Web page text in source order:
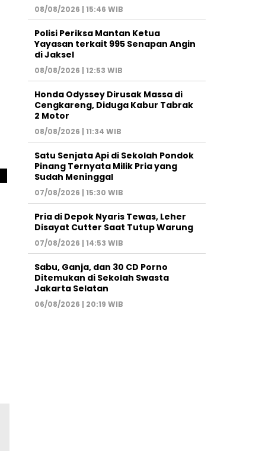
08/08/2026 | 15:46 WIB
Polisi Periksa Mantan Ketua
Yayasan terkait 995 Senapan Angin
di Jaksel
08/08/2026 | 12:53 WIB
Honda Odyssey Dirusak Massa di
Cengkareng, Diduga Kabur Tabrak
2 Motor
08/08/2026 | 11:34 WIB
Satu Senjata Api di Sekolah Pondok
Pinang Ternyata Milik Pria yang
Sudah Meninggal
07/08/2026 | 15:30 WIB
Pria di Depok Nyaris Tewas, Leher
Disayat Cutter Saat Tutup Warung
07/08/2026 | 14:53 WIB
Sabu, Ganja, dan 30 CD Porno
Ditemukan di Sekolah Swasta
Jakarta Selatan
06/08/2026 | 20:19 WIB